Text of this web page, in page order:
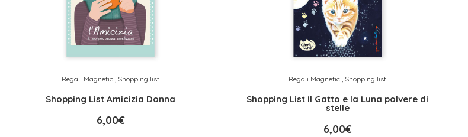
Regali Magnetici, Shopping list
Shopping List Amicizia Donna
6,00€
Regali Magnetici, Shopping list
Shopping List Il Gatto e la Luna polvere di
stelle
6,00€